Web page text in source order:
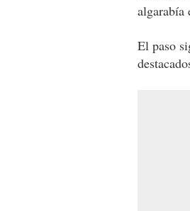
algarabía
El paso